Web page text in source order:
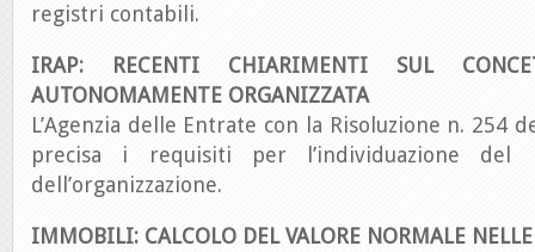
registri contabili.
IRAP: RECENTI CHIARIMENTI SUL
AUTONOMAMENTE ORGANIZZATA
L’Agenzia delle Entrate con la Risoluzione n. 254
precisa i requisiti per l’individuazione del
dell’organizzazione.
IMMOBILI: CALCOLO DEL VALORE NORMALE